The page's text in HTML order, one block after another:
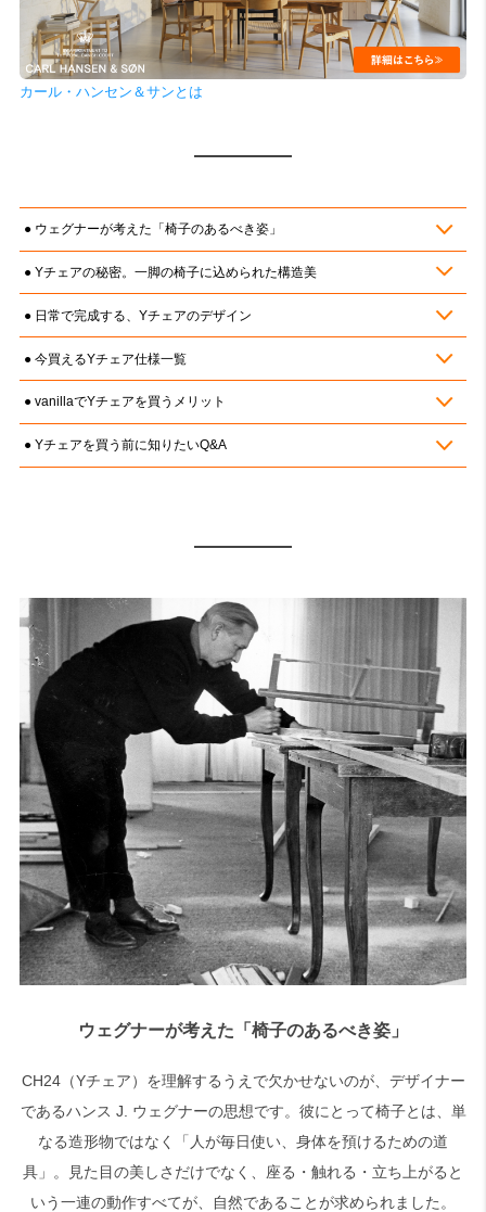
カール・ハンセン＆サンとは
ウェグナーが考えた「椅子のあるべき姿」
Yチェアの秘密。一脚の椅子に込められた構造美
日常で完成する、Yチェアのデザイン
今買えるYチェア仕様一覧
vanillaでYチェアを買うメリット
Yチェアを買う前に知りたいQ&A
ウェグナーが考えた「椅子のあるべき姿」
CH24（Yチェア）を理解するうえで欠かせないのが、デザイナー
であるハンス J. ウェグナーの思想です。彼にとって椅子とは、単
なる造形物ではなく「人が毎日使い、身体を預けるための道
具」。見た目の美しさだけでなく、座る・触れる・立ち上がると
いう一連の動作すべてが、自然であることが求められました。